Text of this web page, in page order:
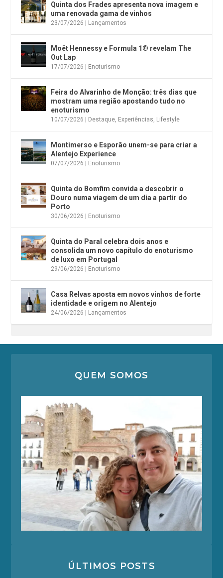
Quinta dos Frades apresenta nova imagem e
uma renovada gama de vinhos
23/07/2026 Lançamentos
Moët Hennessy e Formula 1® revelam The
Out Lap
17/07/2026 Enoturismo
Feira do Alvarinho de Monção: três dias que
mostram uma região apostando tudo no
enoturismo
10/07/2026 Destaque, Experiências, Lifestyle
Montimerso e Esporão unem-se para criar a
Alentejo Experience
07/07/2026 Enoturismo
Quinta do Bomfim convida a descobrir o
Douro numa viagem de um dia a partir do
Porto
30/06/2026 Enoturismo
Quinta do Paral celebra dois anos e
consolida um novo capítulo do enoturismo
de luxo em Portugal
29/06/2026 Enoturismo
Casa Relvas aposta em novos vinhos de forte
identidade e origem no Alentejo
24/06/2026 Lançamentos
QUEM SOMOS
ÚLTIMOS POSTS